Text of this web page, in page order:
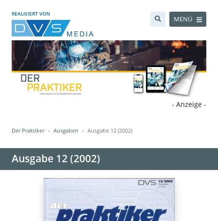
REALISIERT VON
MENÜ
- Anzeige -
Der Praktiker Ausgaben Ausgabe 12 (2002)
Ausgabe 12 (2002)